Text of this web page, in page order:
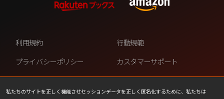
私たちのサイトを正しく機能させセッションデータを正しく匿名化するために、私たちは
利用規約
行動規範
プライバシーポリシー
カスタマーサポート
ファンコンテンツ・ポリシー
個人情報の販売や共有を許可し
ない